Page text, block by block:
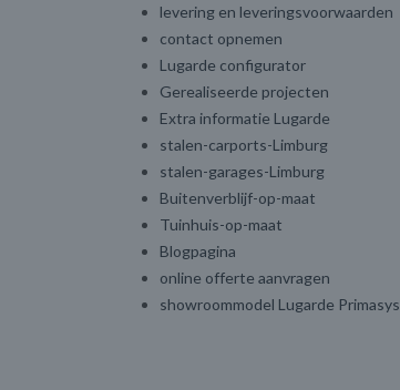
levering en leveringsvoorwaarden
contact opnemen
Lugarde configurator
Gerealiseerde projecten
Extra informatie Lugarde
stalen-carports-Limburg
stalen-garages-Limburg
Buitenverblijf-op-maat
Tuinhuis-op-maat
Blogpagina
online offerte aanvragen
showroommodel Lugarde